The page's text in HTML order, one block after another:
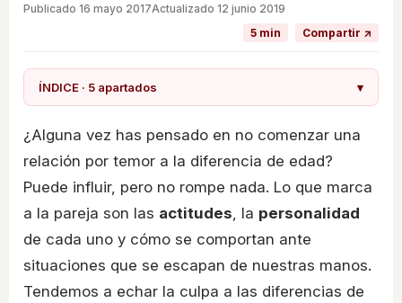
Publicado 16 mayo 2017Actualizado 12 junio 2019
5 min
Compartir ↗
ÍNDICE · 5 apartados ▾
¿Alguna vez has pensado en no comenzar una
relación por temor a la diferencia de edad?
Puede influir, pero no rompe nada. Lo que marca
a la pareja son las actitudes, la personalidad
de cada uno y cómo se comportan ante
situaciones que se escapan de nuestras manos.
Tendemos a echar la culpa a las diferencias de